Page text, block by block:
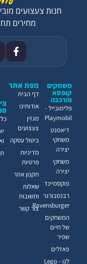
משחקים
קופסא
והרכבה
פלימובייל -
Playmobil
דיאמנט
משחקי
יצירה
משחקי
יצירה
פוקסמיינד
רבנסבורגר
Ravensburger
המשחקים
של חיים
שפיר
פאזלים
לגו - Lego
מפת אתר
דף הבית
אודותינו
מגזין
צעצועים
ביטול עסקה
מדיניות
פרטיות
תקנון אתר
שאלות
ותשובות
צור קשר
חנות צעצועים
מחירים